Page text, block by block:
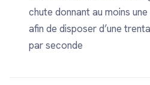
chute donnant au moins
afin de disposer d’une
par seconde